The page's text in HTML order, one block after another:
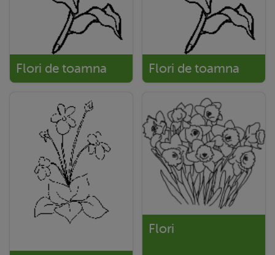
Flori de toamna Flori de toamna
Flori